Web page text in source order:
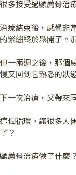
很多接受過顱薦骨治
治療結束後，感覺非
的緊繃終於鬆開了。
但一兩週之後，那個
慢又回到它熟悉的狀
下一次治療，又帶來
這個循環，讓很多人
了？
顱薦骨治療做了什麼？